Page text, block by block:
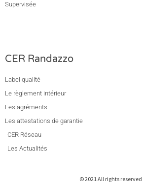
Supervisée
CER Randazzo
Label qualité
Le règlement intérieur
Les agréments
Les attestations de garantie
CER Réseau
Les Actualités
© 2021 All rights reserved